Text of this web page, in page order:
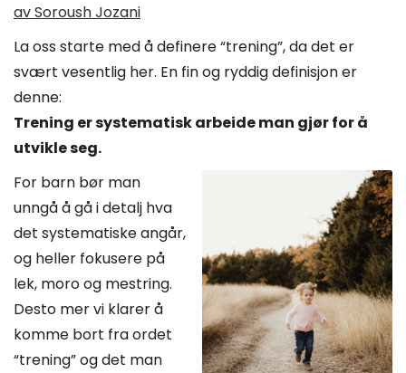
av Soroush Jozani
La oss starte med å definere “trening”, da det er
svært vesentlig her. En fin og ryddig definisjon er
denne:
Trening er systematisk arbeide man gjør for å
utvikle seg.
For barn bør man
unngå å gå i detalj hva
det systematiske angår,
og heller fokusere på
lek, moro og mestring.
Desto mer vi klarer å
komme bort fra ordet
“trening” og det man